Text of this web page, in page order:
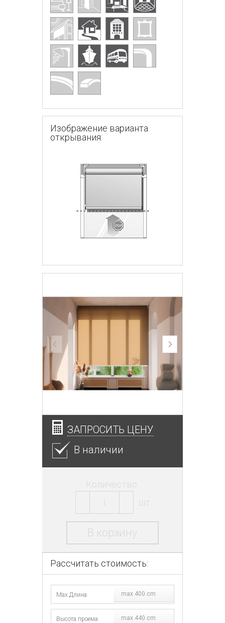
Изображение варианта
открывания:
ЗАПРОСИТЬ ЦЕНУ
В наличии
Количество:
шт.
В корзину
Рассчитать стоимость:
max 400 cm
max 440 cm